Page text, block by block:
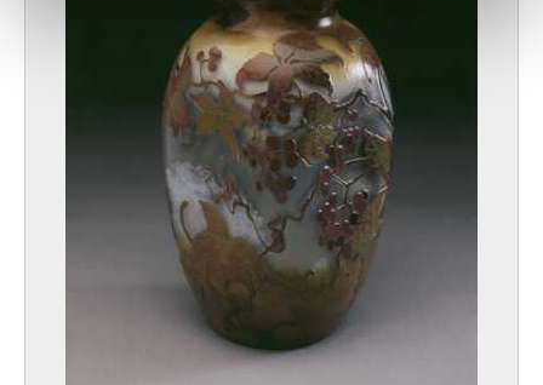
notre site avec nos partenaires de médias sociaux, de
publicité et d'analyse, qui peuvent combiner celles-ci
avec d'autres informations que vous leur avez fournies
ou qu'ils ont collectées lors de votre utilisation de leurs